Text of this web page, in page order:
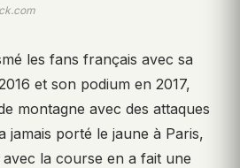
les fans français avec sa
et son podium en 2017,
montagne avec des attaques
jamais porté le jaune à Paris,
la course en a fait une